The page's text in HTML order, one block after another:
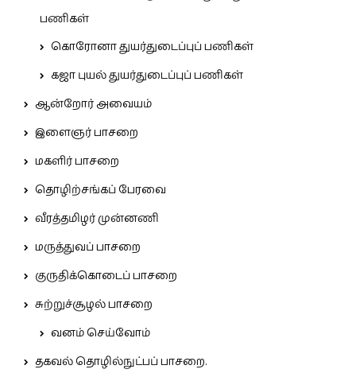
பணிகள்
கொரோனா துயர்துடைப்புப் பணிகள்
கஜா புயல் துயர்துடைப்புப் பணிகள்
ஆன்றோர் அவையம்
இளைஞர் பாசறை
மகளிர் பாசறை
தொழிற்சங்கப் பேரவை
வீரத்தமிழர் முன்னணி
மருத்துவப் பாசறை
குருதிக்கொடைப் பாசறை
சுற்றுச்சூழல் பாசறை
வனம் செய்வோம்
தகவல் தொழில்நுட்பப் பாசறை.